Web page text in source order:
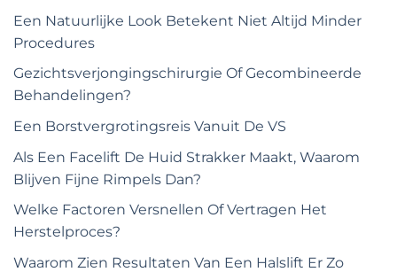
Een Natuurlijke Look Betekent Niet Altijd Minder
Procedures
Gezichtsverjongingschirurgie Of Gecombineerde
Behandelingen?
Een Borstvergrotingsreis Vanuit De VS
Als Een Facelift De Huid Strakker Maakt, Waarom
Blijven Fijne Rimpels Dan?
Welke Factoren Versnellen Of Vertragen Het
Herstelproces?
Waarom Zien Resultaten Van Een Halslift Er Zo